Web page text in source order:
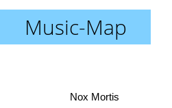
Music-Map
Nox Mortis